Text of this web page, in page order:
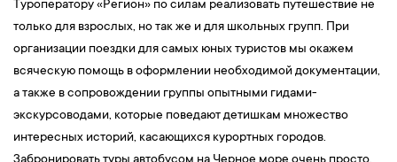
Туроператору «Регион» по силам реализовать путешествие не
только для взрослых, но так же и для школьных групп. При
организации поездки для самых юных туристов мы окажем
всяческую помощь в оформлении необходимой документации,
а также в сопровождении группы опытными гидами-
экскурсоводами, которые поведают детишкам множество
интересных историй, касающихся курортных городов.